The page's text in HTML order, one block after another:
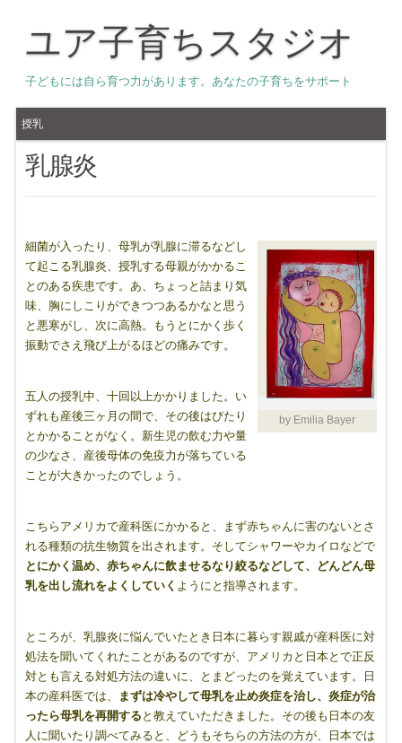
ユア子育ちスタジオ
子どもには自ら育つ力があります。あなたの子育ちをサポート
授乳
乳腺炎
by Emilia Bayer
細菌が入ったり、母乳が乳腺に滞るなどし
て起こる乳腺炎、授乳する母親がかかるこ
とのある疾患です。あ、ちょっと詰まり気
味、胸にしこりができつつあるかなと思う
と悪寒がし、次に高熱。もうとにかく歩く
振動でさえ飛び上がるほどの痛みです。
五人の授乳中、十回以上かかりました。い
ずれも産後三ヶ月の間で、その後はぴたり
とかかることがなく。新生児の飲む力や量
の少なさ、産後母体の免疫力が落ちている
ことが大きかったのでしょう。
こちらアメリカで産科医にかかると、まず赤ちゃんに害のないとさ
れる種類の抗生物質を出されます。そしてシャワーやカイロなどで
とにかく温め、赤ちゃんに飲ませるなり絞るなどして、どんどん母
乳を出し流れをよくしていく ようにと指導されます。
ところが、乳腺炎に悩んでいたとき日本に暮らす親戚が産科医に対
処法を聞いてくれたことがあるのですが、アメリカと日本とで正反
対とも言える対処方法の違いに、とまどったのを覚えています。日
本の産科医では、
まずは冷やして母乳を止め炎症を治し、炎症が治
ったら母乳を再開する と教えていただきました。その後も日本の友
人に聞いたり調べてみると、どうもそちらの方法の方が、日本では